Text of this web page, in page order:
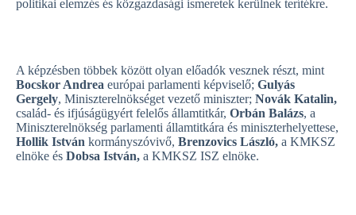
politikai elemzés és közgazdasági ismeretek kerülnek terítékre.
A képzésben többek között olyan előadók vesznek részt, mint
Bocskor Andrea európai parlamenti képviselő; Gulyás
Gergely, Miniszterelnökséget vezető miniszter; Novák Katalin,
család- és ifjúságügyért felelős államtitkár, Orbán Balázs, a
Miniszterelnökség parlamenti államtitkára és miniszterhelyettese,
Hollik István kormányszóvivő, Brenzovics László, a KMKSZ
elnöke és Dobsa István, a KMKSZ ISZ elnöke.